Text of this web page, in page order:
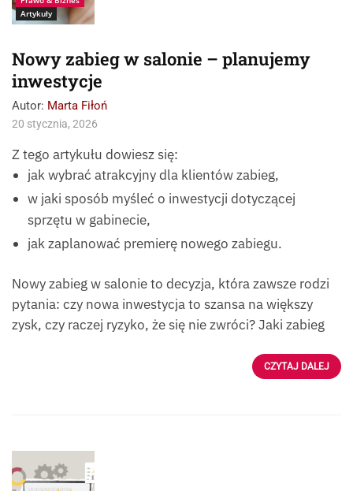
Artykuły
Nowy zabieg w salonie – planujemy
inwestycje
Autor: Marta Fiłoń
20 stycznia, 2026
Z tego artykułu dowiesz się:
jak wybrać atrakcyjny dla klientów zabieg,
w jaki sposób myśleć o inwestycji dotyczącej
sprzętu w gabinecie,
jak zaplanować premierę nowego zabiegu.
Nowy zabieg w salonie to decyzja, która zawsze rodzi
pytania: czy nowa inwestycja to szansa na większy
zysk, czy raczej ryzyko, że się nie zwróci? Jaki zabieg
CZYTAJ DALEJ
2179148633